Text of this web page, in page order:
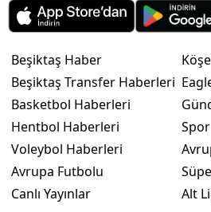
Beşiktaş Haber
Beşiktaş Transfer Haberleri
Basketbol Haberleri
Hentbol Haberleri
Voleybol Haberleri
Avrupa Futbolu
Canlı Yayınlar
Spor
Alt